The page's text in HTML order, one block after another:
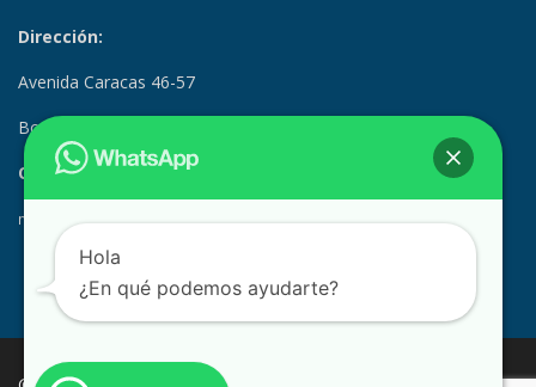
Dirección:
Avenida Caracas 46-57
Bogotá, Colombia
Correo Electrónico:
notificacionesjudiciales@suramerica.edu.co
Hola
¿En qué podemos ayudarte?